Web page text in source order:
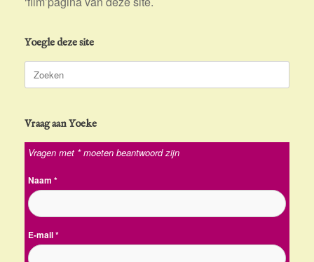
Yoegle deze site
naar:
Vraag aan Yoeke
Vragen met * moeten beantwoord zijn
Naam *
E-mail*